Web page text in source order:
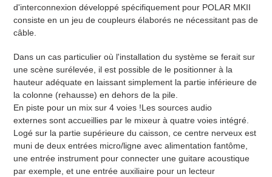
d'interconnexion développé spécifiquement pour POLAR MKII
consiste en un jeu de coupleurs élaborés ne nécessitant pas de
câble.
Dans un cas particulier où l'installation du système se ferait sur
une scène surélevée, il est possible de le positionner à la
hauteur adéquate en laissant simplement la partie inférieure de
la colonne (rehausse) en dehors de la pile.
En piste pour un mix sur 4 voies !Les sources audio
externes sont accueillies par le mixeur à quatre voies intégré.
Logé sur la partie supérieure du caisson, ce centre nerveux est
muni de deux entrées micro/ligne avec alimentation fantôme,
une entrée instrument pour connecter une guitare acoustique
par exemple, et une entrée auxiliaire pour un lecteur